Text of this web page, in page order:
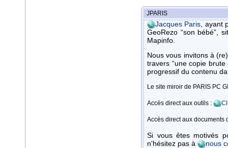
JPARIS
Jacques Paris, ayant
GeoRezo “son bébé”,
Mapinfo.
Nous vous invitons à
travers “une copie
progressif du contenu
Le site miroir de PARIS PC
Accès direct aux outils :
Accès direct aux documents
Si vous êtes motivés
n'hésitez pas à
nous